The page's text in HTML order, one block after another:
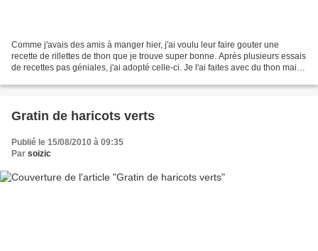
Comme j'avais des amis à manger hier, j'ai voulu leur faire gouter une
recette de rillettes de thon que je trouve super bonne. Après plusieurs essais
de recettes pas géniales, j'ai adopté celle-ci. Je l'ai faites avec du thon mais
Gratin de haricots verts
Publié le 15/08/2010 à 09:35
Par soizic